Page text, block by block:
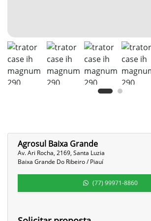
Agrosul Baixa Grande
Av. Ari Rocha, 2169, Santa Luzia
Baixa Grande Do Ribeiro / Piauí
(77) 99971-8860